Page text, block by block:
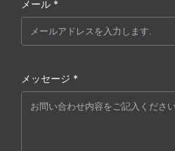
メール *
メッセージ *